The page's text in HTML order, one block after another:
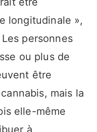
longitudinale »,
personnes
ou plus de
être
mais la
elle-même